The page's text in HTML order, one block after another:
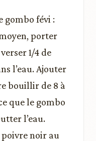
gombo févi :
porter
1/4 de
l’eau. Ajouter
bouillir de 8 à
que le gombo
l’eau.
noir au